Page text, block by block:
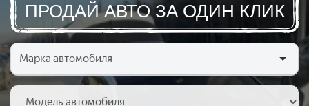
ПРОДАЙ АВТО ЗА ОДИН КЛИК